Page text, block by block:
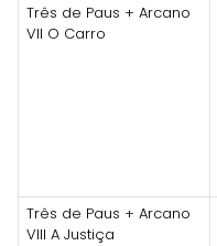
Três de Paus + Arcano
VII O Carro
Três de Paus + Arcano
VIII A Justiça